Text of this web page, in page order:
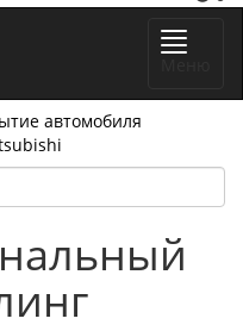
автомобиля